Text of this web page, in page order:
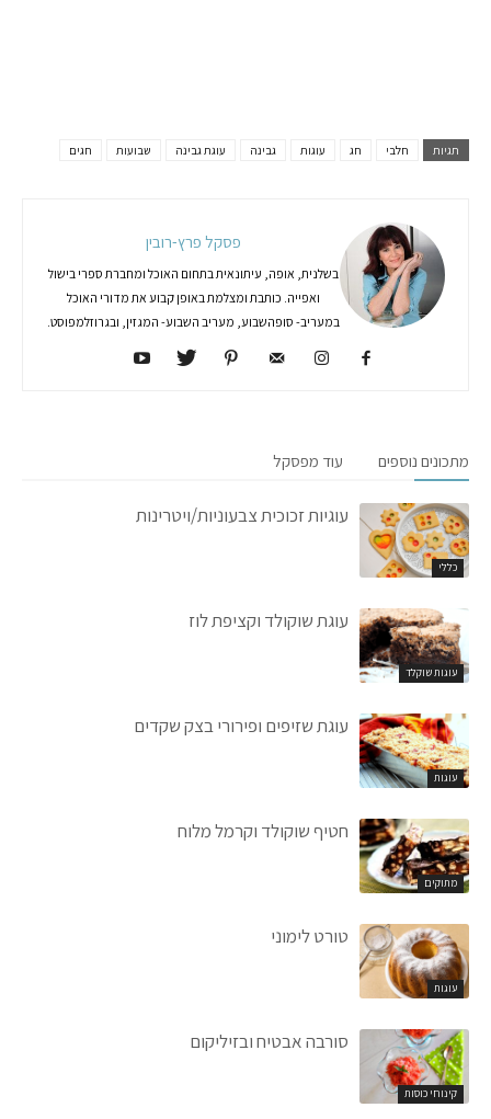
תגיות חלבי חג עוגות גבינה עוגת גבינה שבועות חגים
פסקל פרץ-רובין
בשלנית, אופה, עיתונאית בתחום האוכל ומחברת ספרי בישול
ואפייה. כותבת ומצלמת באופן קבוע את מדורי האוכל
במעריב- סופהשבוע, מעריב השבוע- המגזין, ובגרוזלמפוסט.
מתכונים נוספים עוד מפסקל
כללי
עוגיות זכוכית צבעוניות/ויטרינות
עוגות שוקלד
עוגת שוקולד וקציפת לוז
עוגות
עוגת שזיפים ופירורי בצק שקדים
מתוקים
חטיף שוקולד וקרמל מלוח
עוגות
טורט לימוני
קינוחי כוסות
סורבה אבטיח ובזיליקום